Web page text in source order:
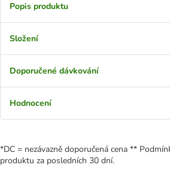
Popis produktu
Složení
Doporučené dávkování
Hodnocení
*DC = nezávazně doporučená cena **
produktu za posledních 30 dní.